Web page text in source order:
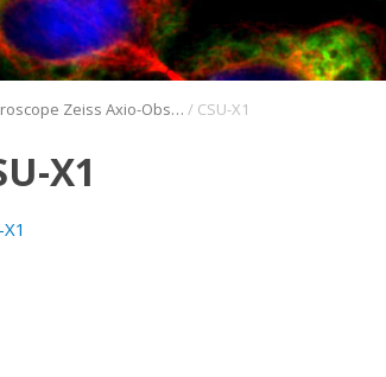
Microscope Zeiss Axio-Observer Z1 avec disque rotatif / CSU-X1
X1